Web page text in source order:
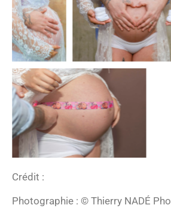
Crédit :
Photographie : © Thierry NADÉ